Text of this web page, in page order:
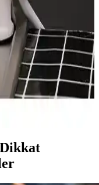
ve gelişmiş
ve güvenlik sunar,
İçin Güvenilir ve
pratiklik, enerji
Farklı modeller ve